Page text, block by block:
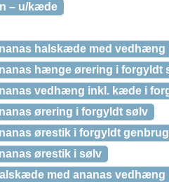
– u/kæde
halskæde med vedhæng
hænge ørering i forgyldt
vedhæng inkl. kæde i
ørering i forgyldt sølv
ørestik i forgyldt
ørestik i sølv
med ananas vedhæng